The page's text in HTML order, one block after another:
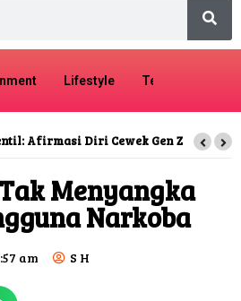
Lifestyle Tech
Afirmasi Diri Cewek Gen Z
Menyangka
Narkoba
am S H